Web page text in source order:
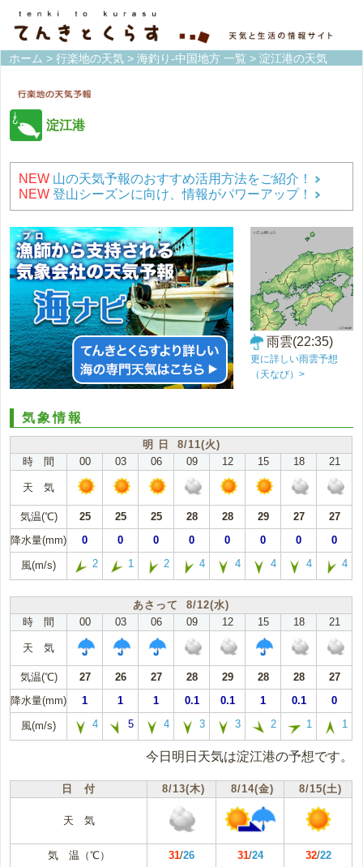
ホーム > 行楽地の天気 > 海釣り-中国地方 一覧 > 淀江港の天気
淀江港
NEW 山の天気予報のおすすめ活用方法をご紹介！
NEW 登山シーズンに向け、情報がパワーアップ！
雨雲(22:35)
更に詳しい雨雲予想
（天なび）>
気象情報
明 日 8/11(火)
時 間
00 03 06 09 12 15 18 21
天 気
気温(℃) 25 25 25 28 28 29 27
27
降水量(mm)
0 0 0 0 0 0 0 0
風(m/s) 2 1 2 4 4 4 4 4
あさって 8/12(水)
時 間
00 03 06 09 12 15 18 21
天 気
気温(℃) 27 26 27 28 29 28 28
27
降水量(mm)
1 1 1 0.1 0.1 1 0.1 0
風(m/s) 4 5 4 3 3 2 1 1
今日明日天気は淀江港の予想です。
日 付 8/13(木) 8/14(金) 8/15(土)
天 気
気 温（℃） 31/26 31/24 32/22